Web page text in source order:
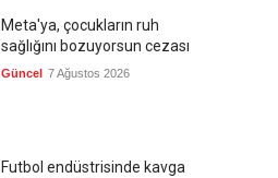
Meta'ya, çocukların ruh
sağlığını bozuyorsun cezası
Güncel 7 Ağustos 2026
Futbol endüstrisinde kavga